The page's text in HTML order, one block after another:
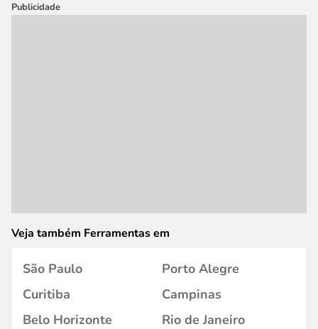
Publicidade
Veja também Ferramentas em
São Paulo
Porto Alegre
Curitiba
Campinas
Belo Horizonte
Rio de Janeiro